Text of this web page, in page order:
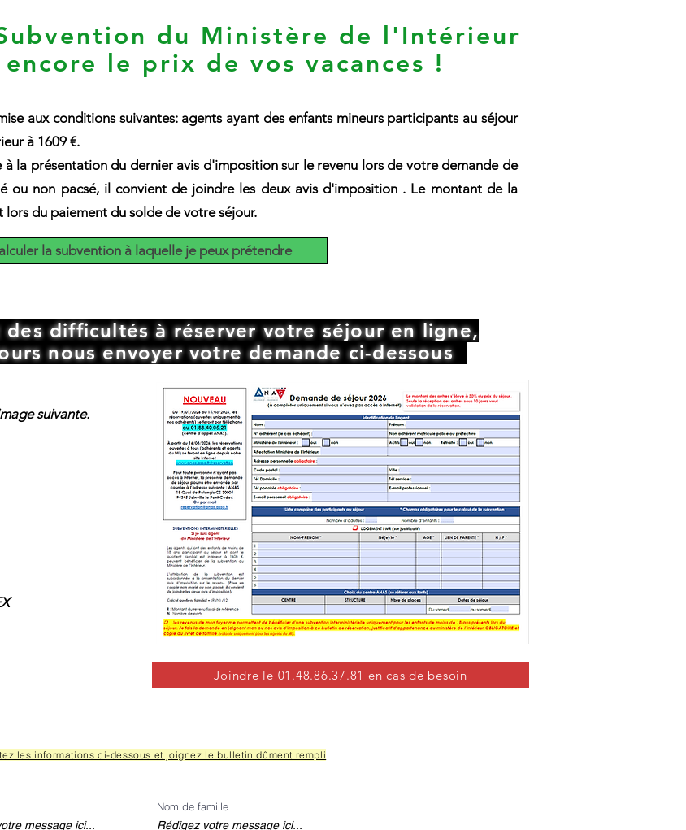
du Ministère de l'Intérieur
le prix de vos vacances !
aux conditions suivantes: agents ayant des enfants mineurs participants au séjour
à 1609 €.
la présentation du dernier avis d'imposition sur le revenu lors de votre demande de
ou non pacsé, il convient de joindre les deux avis d'imposition . Le montant de la
du paiement du solde de votre séjour.
la subvention à laquelle je peux prétendre
des difficultés à réserver votre séjour en ligne,
nous envoyer votre demande ci-dessous
suivante.
Joindre le 01.48.86.37.81 en cas de besoin
les informations ci-dessous et joignez le bulletin dûment rempli
Nom de famille